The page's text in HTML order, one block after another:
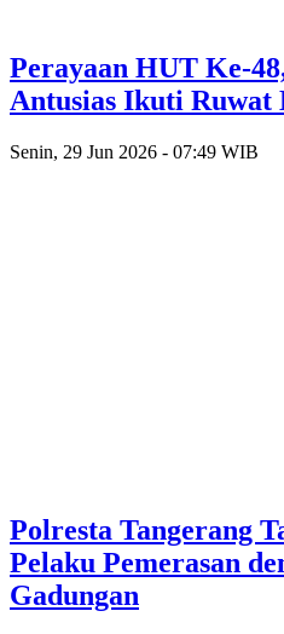
Perayaan HUT Ke-
Antusias Ikuti
Senin, 29 Jun 2026 - 07:49 WIB
Polresta Tangerang
Pelaku Pemerasan
Gadungan